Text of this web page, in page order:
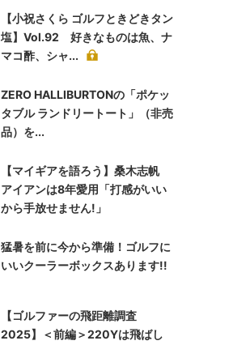
【小祝さくら ゴルフときどきタン
塩】Vol.92 好きなものは魚、ナ
マコ酢、シャ...
ZERO HALLIBURTONの「ポケッ
タブル ランドリートート」（非売
品）を...
【マイギアを語ろう】桑木志帆
アイアンは8年愛用「打感がいい
から手放せません!」
猛暑を前に今から準備！ゴルフに
いいクーラーボックスあります!!
【ゴルファーの飛距離調査
2025】＜前編＞220Yは飛ばし